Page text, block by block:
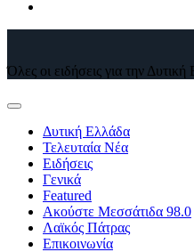
Όλες οι ειδήσεις για την
Δυτική Ελλάδα
Τελευταία Νέα
Ειδήσεις
Γενικά
Featured
Ακούστε Μεσσάτιδα 98.0
Λαϊκός Πάτρας
Επικοινωνία